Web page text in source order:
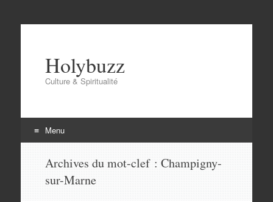
Holybuzz
Culture & Spiritualité
Menu
contenu
Archives du mot-clef : Champigny-
sur-Marne